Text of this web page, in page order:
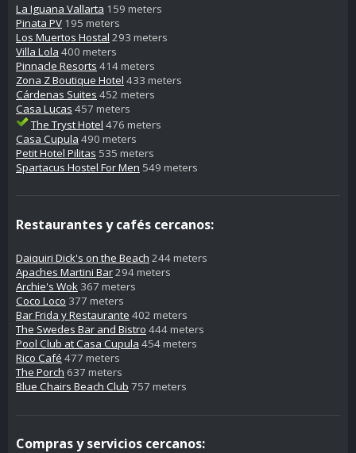
La Iguana Vallarta 159 meters
Pinata PV 195 meters
Los Muertos Hostal 293 meters
Villa Lola 400 meters
Pinnacle Resorts 414 meters
Zona Z Boutique Hotel 433 meters
Cárdenas Suites 452 meters
Casa Lucas 457 meters
The Tryst Hotel 476 meters
Casa Cupula 490 meters
Petit Hotel Pilitas 535 meters
Spartacus Hostel For Men 549 meters
Restaurantes y cafés cercanos:
Daiquiri Dick's on the Beach 244 meters
Apaches Martini Bar294 meters
Archie's Wok 367 meters
Coco Loco 377 meters
Bar Frida y Restaurante 402 meters
The Swedes Bar and Bistro 444 meters
Pool Club at Casa Cupula 454 meters
Rico Café 477 meters
The Porch 637 meters
Blue Chairs Beach Club 757 meters
Compras y servicios cercanos: